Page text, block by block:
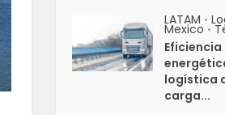
LATAM •
Mexico •
Eficiencia
logística
carga...